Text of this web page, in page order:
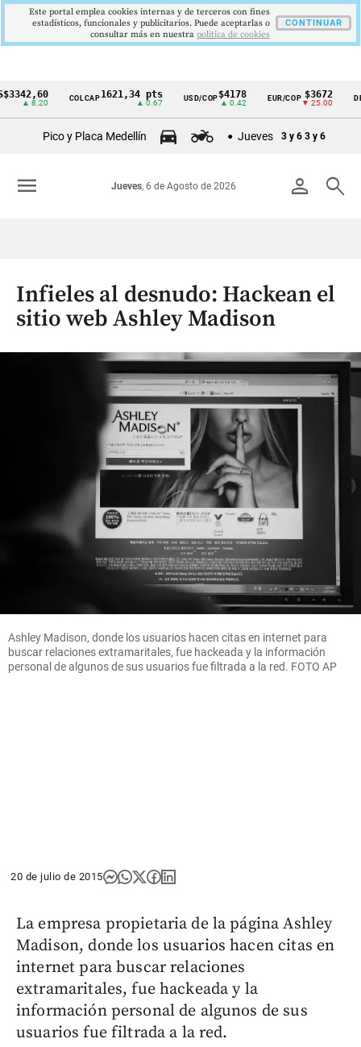
Cintillo
Colombia
COLCAP1621,34 pts USD/COP$4178
▲ 0.42
EUR/COP $3672
▼ 25.00
Pico y Placa Medellín Jueves 3 y 6 3 y 6
person search
Jueves, 6 de Agosto de 2026
menu
Infieles al desnudo: Hackean el
sitio web Ashley Madison
Ashley Madison, donde los usuarios hacen citas en internet para
buscar relaciones extramaritales, fue hackeada y la información
personal de algunos de sus usuarios fue filtrada a la red. FOTO AP
20 de julio de 2015
La empresa propietaria de la página Ashley
Madison, donde los usuarios hacen citas en
internet para buscar relaciones
extramaritales, fue hackeada y la
información personal de algunos de sus
usuarios fue filtrada a la red.
Este portal emplea cookies internas y de terceros con fines
estadísticos, funcionales y publicitarios. Puede aceptarlas o
consultar más en nuestra politica de cookies
CONTINUAR